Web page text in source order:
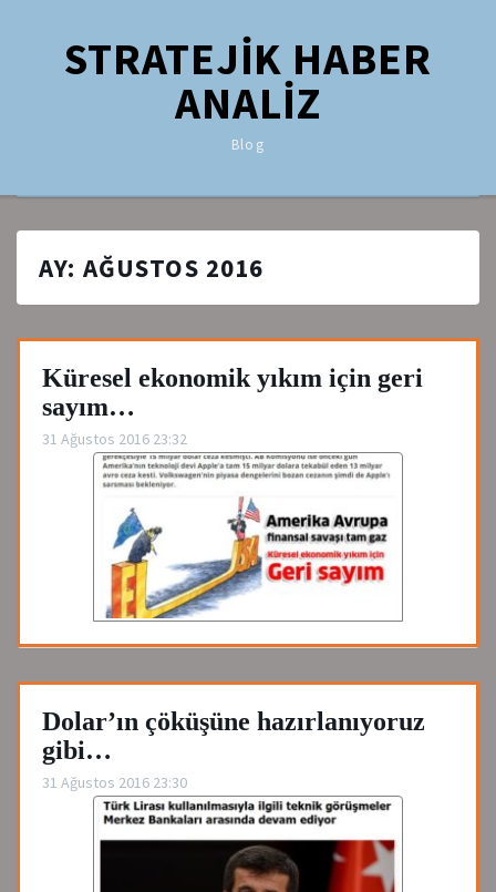
STRATEJİK HABER
ANALİZ
Blog
AY: AĞUSTOS 2016
Küresel ekonomik yıkım için geri
sayım…
31 Ağustos 2016 23:32
Dolar’ın çöküşüne hazırlanıyoruz
gibi…
31 Ağustos 2016 23:30